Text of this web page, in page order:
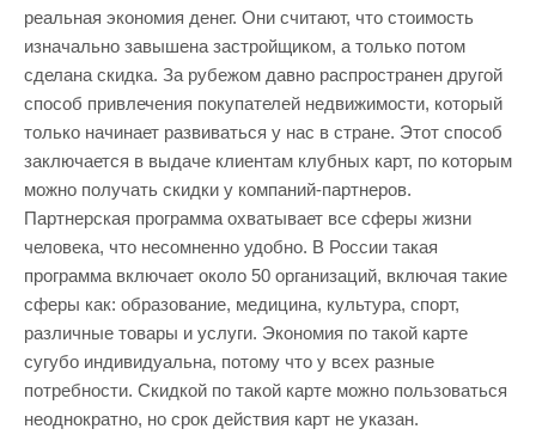
реальная экономия денег. Они считают, что стоимость
изначально завышена застройщиком, а только потом
сделана скидка. За рубежом давно распространен другой
способ привлечения покупателей недвижимости, который
только начинает развиваться у нас в стране. Этот способ
заключается в выдаче клиентам клубных карт, по которым
можно получать скидки у компаний-партнеров.
Партнерская программа охватывает все сферы жизни
человека, что несомненно удобно. В России такая
программа включает около 50 организаций, включая такие
сферы как: образование, медицина, культура, спорт,
различные товары и услуги. Экономия по такой карте
сугубо индивидуальна, потому что у всех разные
потребности. Скидкой по такой карте можно пользоваться
неоднократно, но срок действия карт не указан.